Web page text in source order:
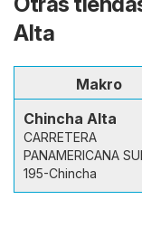
Alta
Makro
Chincha Alta
CARRETERA
PANAMERICANA
195-Chincha